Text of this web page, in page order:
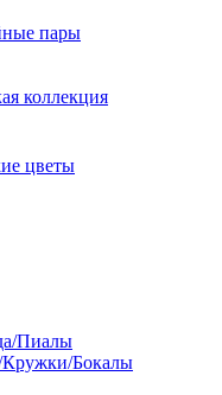
пары
коллекция
цветы
Пиалы
Бокалы